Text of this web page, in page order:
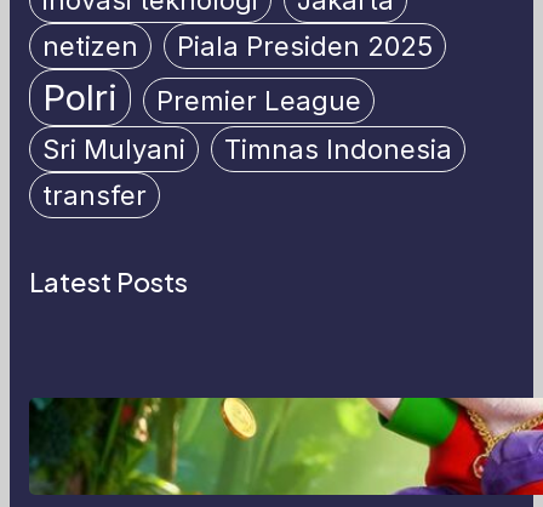
netizen
Piala Presiden 2025
Polri
Premier League
Sri Mulyani
Timnas Indonesia
transfer
Latest Posts
MajalahPotretIndonesia:
Menghidupkan Cerita Lewat Lensa
dan Perspektif Baru di Era Digital